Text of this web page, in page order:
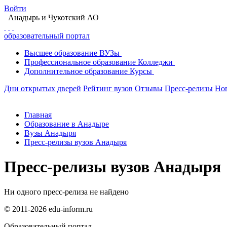
Войти
Анадырь и Чукотский АО
образовательный портал
Высшее образование ВУЗы
Профессиональное образование Колледжи
Дополнительное образование Курсы
Дни открытых дверей Рейтинг вузов Отзывы Пресс-релизы
Главная
Образование в Анадыре
Вузы Анадыря
Пресс-релизы вузов Анадыря
Пресс-релизы вузов Анадыря
Ни одного пресс-релиза не найдено
© 2011-2026 edu-inform.ru